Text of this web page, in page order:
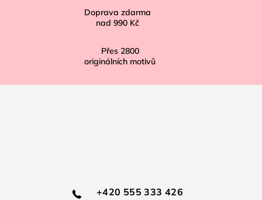
Doprava zdarma
nad 990 Kč
Přes 2800
originálních motivů
+420 555 333 426